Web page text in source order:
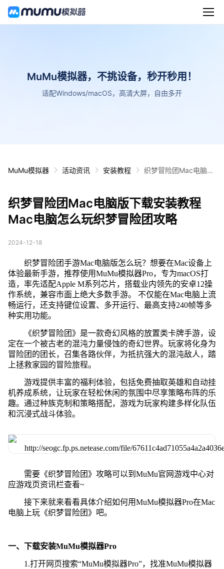
MuMu模拟器，不挑设备，秒开秒用！
适配Windows/macOS，高清大屏，自由多开
MuMu模拟器 活动资讯 安装教程
织梦冒险团Mac电脑版
织梦冒险团Mac电脑版下载安装教程
Mac电脑怎么玩织梦冒险团攻略
2024-12-18
织梦冒险团手游Mac电脑版怎么玩？想要在Mac设备上
体验最新手游，推荐使用MuMu模拟器Pro，专为macOS打
造，率先适配Apple M系列芯片，搭载业内领先的安卓12操
作系统，兼容市面上绝大多数手游。 不仅能在Mac电脑上流
畅运行，还支持键位设置、多开运行、最高支持240帧等多
种实用功能。
《织梦冒险团》是一款奇幻风格的放置类卡牌手游，设
定在一个被古老的混沌力量侵蚀的奇幻世界。玩家将化身为
冒险团的团长，召集各路伙伴，为抵抗强大的混沌敌人，踏
上拯救家园的冒险旅程。
游戏提供丰富的福利体验，包括免费抽取英雄和自动挂
机养成系统，让玩家在轻松休闲的氛围中尽享策略布阵的乐
趣。通过种族克制和策略搭配，游戏为玩家构建多样化队伍
和沉浸式战斗体验。
需要《织梦冒险团》攻略可以到MuMu官网游戏中心对
应游戏页资讯栏查看~
接下来就来看看具体介绍如何用MuMu模拟器Pro在Mac
电脑上玩《织梦冒险团》吧。
一、下载安装MuMu模拟器Pro
1.打开网页搜索“MuMu模拟器Pro”，找准MuMu模拟器